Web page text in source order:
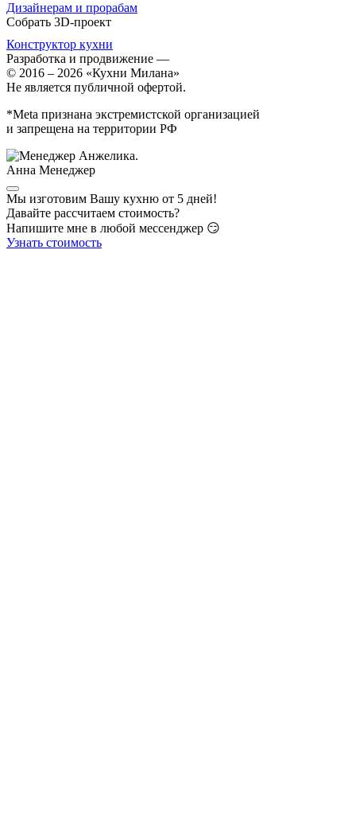
Дизайнерам и прорабам
Собрать 3D-проект
Конструктор кухни
Разработка и продвижение —
© 2016 – 2026 «Кухни Милана»
Не является публичной офертой.
*Meta признана экстремистской организацией
и запрещена на территории РФ
Анна Менеджер
Мы изготовим Вашу кухню от 5 дней!
Давайте рассчитаем стоимость?
Напишите мне в любой мессенджер 😏
Узнать стоимость